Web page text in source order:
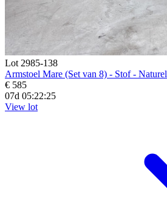
Lot 2985-138
Armstoel Mare (Set van 8) - Stof - Naturel
€ 585
07d 05:22:23
View lot